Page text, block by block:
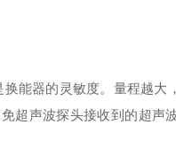
能器的灵敏度。量程越大
超声波探头接收到的超声